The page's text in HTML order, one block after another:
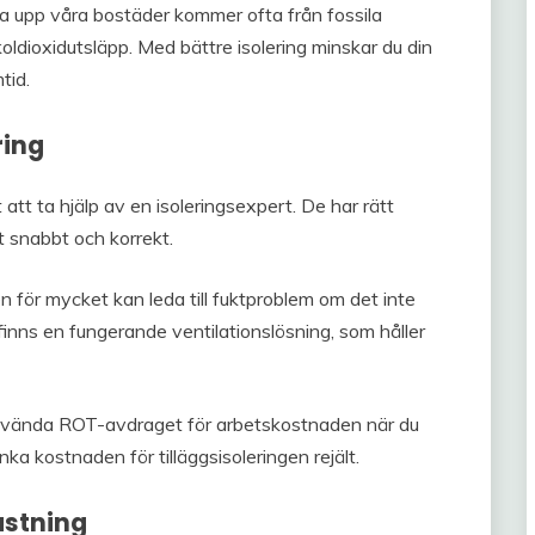
upp våra bostäder kommer ofta från fossila
Med bättre isolering minskar du din
ta hjälp av en isoleringsexpert. De har rätt
och korrekt.
för mycket kan leda till fuktproblem om det inte
en fungerande ventilationslösning, som håller
ROT-avdraget för arbetskostnaden när du
kostnaden för tilläggsisoleringen rejält.